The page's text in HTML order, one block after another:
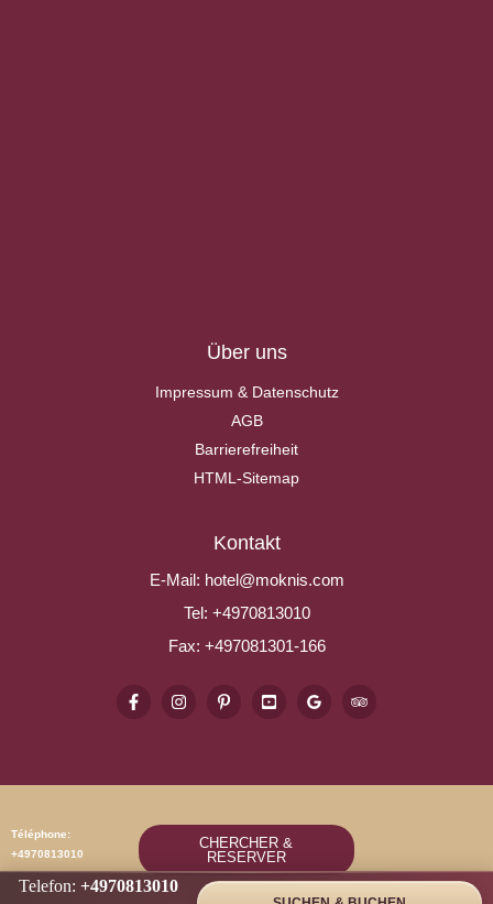
Über uns
Impressum & Datenschutz
AGB
Barrierefreiheit
HTML-Sitemap
Kontakt
E-Mail: hotel@moknis.com
Tel: +4970813010
Fax: +497081301-166
Telefon:+4970813010
Téléphone:
+4970813010
CHERCHER &
RESERVER